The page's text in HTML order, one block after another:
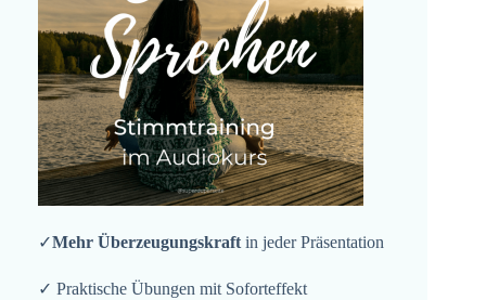
✓Mehr Überzeugungskraftin jeder Präsentation
✓ Praktische Übungen mit Soforteffekt